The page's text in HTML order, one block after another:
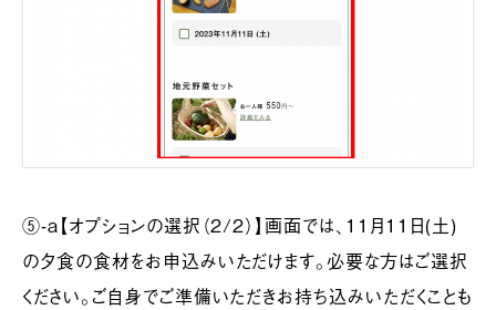
⑤-a【オプションの選択（2/2）】画面では、11月11日(土)
の夕食の食材をお申込みいただけます。必要な方はご選択
ください。ご自身でご準備いただきお持ち込みいただくことも